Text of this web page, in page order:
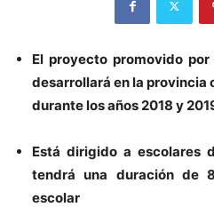
El proyecto promovido
desarrollará en la provincia
durante los años 2018 y
Está dirigido a escolares
tendrá una duración de
escolar